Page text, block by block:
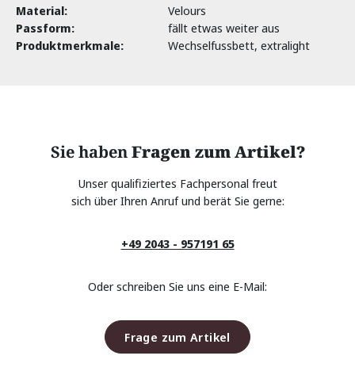
Material:
Velours
Passform:
fällt etwas weiter aus
Produktmerkmale:
Wechselfussbett, extralight
Sie habenFragen zum Artikel?
Unser qualifiziertes Fachpersonal freut
sich über Ihren Anruf und berät Sie gerne:
+49 2043 - 957191 65
Oder schreiben Sie uns eine E-Mail:
Frage zum Artikel